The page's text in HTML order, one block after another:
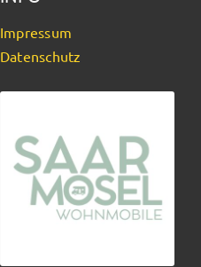
Impressum
Datenschutz